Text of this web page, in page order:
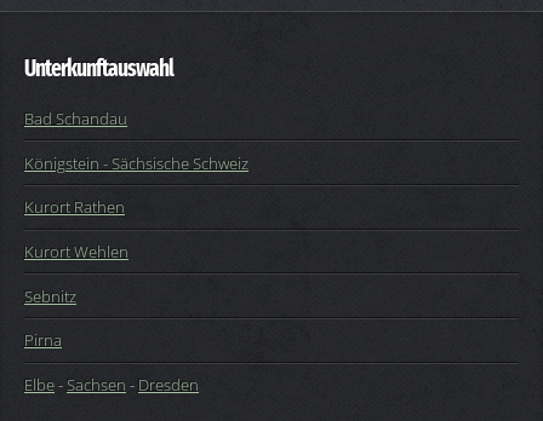
Unterkunftauswahl
Bad Schandau
Königstein - Sächsische Schweiz
Kurort Rathen
Kurort Wehlen
Sebnitz
Pirna
Elbe-Sachsen - Dresden